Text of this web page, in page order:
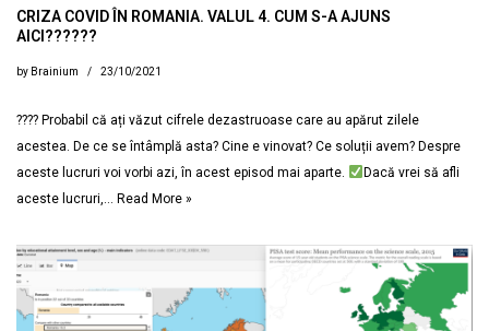
CRIZA COVID ÎN ROMANIA. VALUL 4. CUM S-A AJUNS
AICI??????
by Brainium 23/10/2021
???? Probabil că ați văzut cifrele dezastruoase care au apărut zilele
acestea. De ce se întâmplă asta? Cine e vinovat? Ce soluții avem? Despre
aceste lucruri voi vorbi azi, în acest episod mai aparte.
Dacă vrei să afli
aceste lucruri,… Read More »